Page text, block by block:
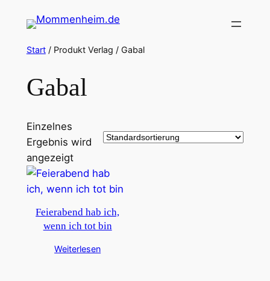
Inhalt
springen
Start/ Produkt Verlag / Gabal
Gabal
Einzelnes
Ergebnis wird
angezeigt
Feierabend hab ich,
wenn ich tot bin
Weiterlesen